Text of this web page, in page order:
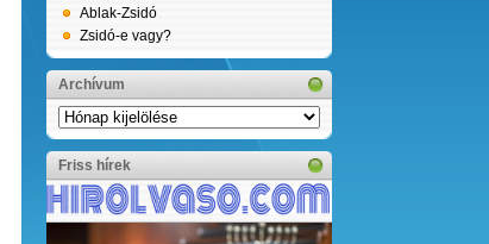
Ablak-Zsidó
Zsidó-e vagy?
Archívum
Archívum
Friss hírek